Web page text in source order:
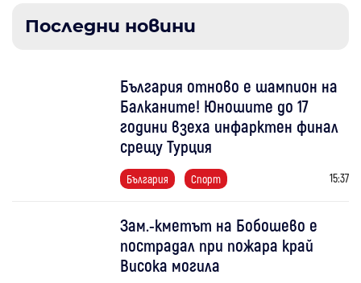
Последни новини
България отново е шампион на
Балканите! Юношите до 17
години взеха инфарктен финал
срещу Турция
България Спорт 15:37
Зам.-кметът на Бобошево е
пострадал при пожара край
Висока могила